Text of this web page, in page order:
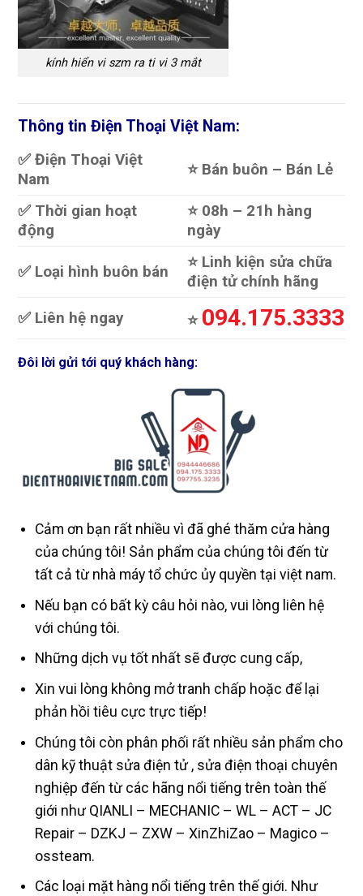
kính hiển vi szm ra ti vi 3 mắt
Thông tin Điện Thoại Việt Nam:
✅ Điện Thoại Việt
Nam
⭐️ Bán buôn – Bán Lẻ
✅ Thời gian hoạt
động
⭐️ 08h – 21h hàng
ngày
✅ Loại hình buôn bán
⭐️ Linh kiện sửa chữa
điện tử chính hãng
✅ Liên hệ ngay
⭐️ 094.175.3333
Đôi lời gửi tới quý khách hàng:
Cảm ơn bạn rất nhiều vì đã ghé thăm cửa hàng
của chúng tôi! Sản phẩm của chúng tôi đến từ
tất cả từ nhà máy tổ chức ủy quyền tại việt nam.
Nếu bạn có bất kỳ câu hỏi nào, vui lòng liên hệ
với chúng tôi.
Những dịch vụ tốt nhất sẽ được cung cấp,
Xin vui lòng không mở tranh chấp hoặc để lại
phản hồi tiêu cực trực tiếp!
Chúng tôi còn phân phối rất nhiều sản phẩm cho
dân kỹ thuật sửa điện tử , sửa điện thoại chuyên
nghiệp đến từ các hãng nổi tiếng trên toàn thế
giới như QIANLI – MECHANIC – WL – ACT – JC
Repair – DZKJ – ZXW – XinZhiZao – Magico –
ossteam.
Các loại mặt hàng nổi tiếng trên thế giới. Như